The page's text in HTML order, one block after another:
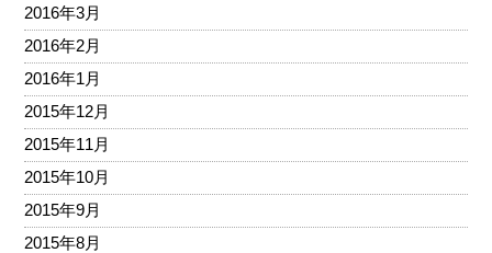
2016年3月
2016年2月
2016年1月
2015年12月
2015年11月
2015年10月
2015年9月
2015年8月